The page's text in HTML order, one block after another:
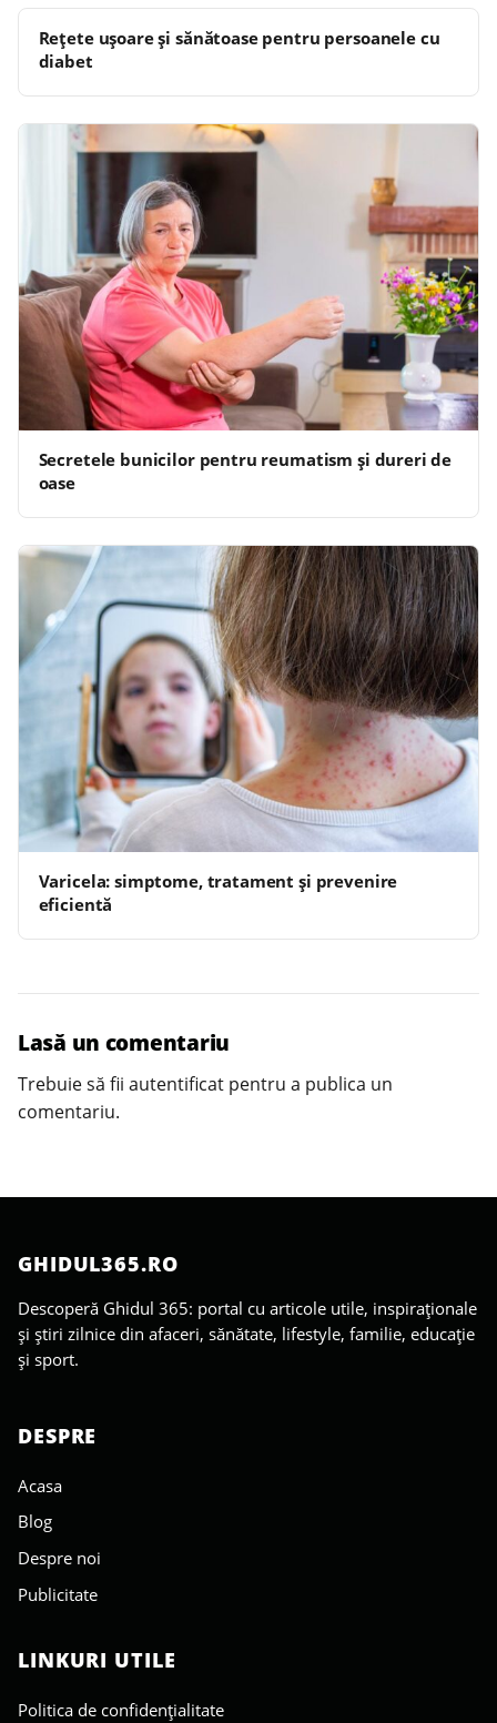
Rețete ușoare și sănătoase pentru persoanele cu
diabet
Secretele bunicilor pentru reumatism și dureri de
oase
Varicela: simptome, tratament și prevenire
eficientă
Lasă un comentariu
Trebuie să fii autentificat pentru a publica un
comentariu.
GHIDUL365.RO
Descoperă Ghidul 365: portal cu articole utile, inspiraționale
și știri zilnice din afaceri, sănătate, lifestyle, familie, educație
și sport.
DESPRE
Acasa
Blog
Despre noi
Publicitate
LINKURI UTILE
Politica de confidențialitate